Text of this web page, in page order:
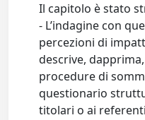
Il capitolo è stato
- L’indagine con
percezioni di
descrive,
procedure di
questionario
titolari o ai